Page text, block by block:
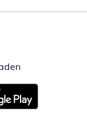
Öffnet in
Fenster